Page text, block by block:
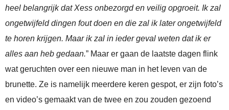
heel belangrijk dat Xess onbezorgd en veilig opgroeit. Ik zal
ongetwijfeld dingen fout doen en die zal ik later ongetwijfeld
te horen krijgen. Maar ik zal in ieder geval weten dat ik er
alles aan heb gedaan.” Maar er gaan de laatste dagen flink
wat geruchten over een nieuwe man in het leven van de
brunette. Ze is namelijk meerdere keren gespot, er zijn foto’s
en video’s gemaakt van de twee en zou zouden gezoend